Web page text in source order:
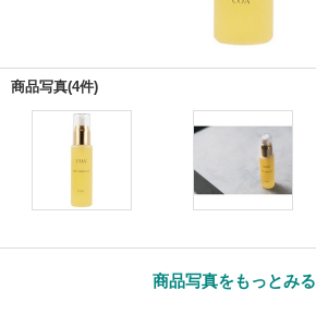
商品写真(4件)
商品写真をもっとみる